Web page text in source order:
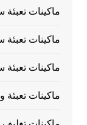
ماكينات
ماكينات تعبئة
ماكينات
ماكينات تعبئة